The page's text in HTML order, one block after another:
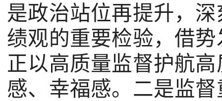
是政治站位再提升，
绩观的重要检验，借
正以高质量监督护航
感、幸福感。二是监